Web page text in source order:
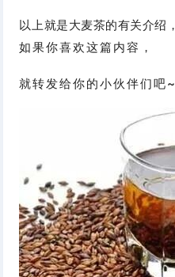
以上就是大麦茶的有关介绍，
如果你喜欢这篇内容，
就转发给你的小伙伴们吧~